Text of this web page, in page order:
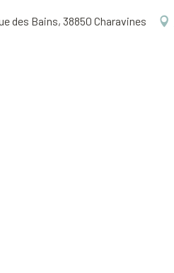
des Bains, 38850 Charavines